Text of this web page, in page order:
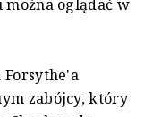
można oglądać w
zabójcy, który